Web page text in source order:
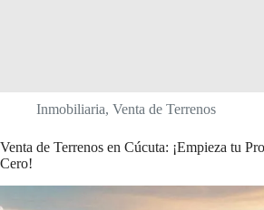
Inmobiliaria, Venta de Terrenos
Venta de Terrenos en Cúcuta: ¡Empieza tu
Cero!